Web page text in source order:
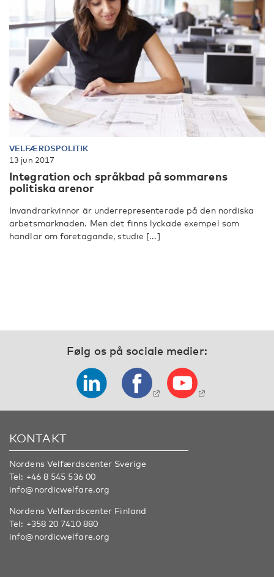
VELFÆRDSPOLITIK
13 jun 2017
Integration och språkbad på sommarens
politiska arenor
Invandrarkvinnor är underrepresenterade på den nordiska
arbetsmarknaden. Men det finns lyckade exempel som
handlar om företagande, studie [...]
Følg os på sociale medier:
KONTAKT
Nordens Velfærdscenter Sverige
Tel: +46 8 545 536 00
info@nordicwelfare.org
Nordens Velfærdscenter Finland
Tel: +358 20 7410 880
info@nordicwelfare.org